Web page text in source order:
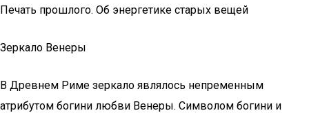
Печать прошлого. Об энергетике старых вещей
Зеркало Венеры
В Древнем Риме зеркало являлось непременным
атрибутом богини любви Венеры. Символом богини и